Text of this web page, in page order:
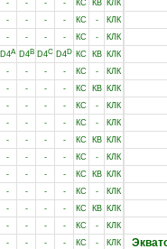
- - - - КС КВ КЛК
- - - - КС - КЛК
- - - - КС - КЛК
D4A D4B D4C D4D КС КВ
КЛК
- - - - КС - КЛК
- - - - КС КВ КЛК
- - - - КС - КЛК
- - - - КС - КЛК
- - - - КС КВ КЛК
- - - - КС -
КЛК
- - - - КС КВ КЛК
- - - - КС - КЛК
- - - - КС КВ КЛК
- - - - КС - КЛК
- - - - КС - КЛК